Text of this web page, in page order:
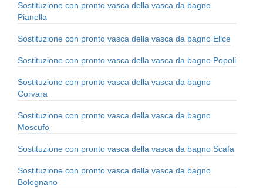
Sostituzione con pronto vasca della vasca da bagno
Pianella
Sostituzione con pronto vasca della vasca da bagno Elice
Sostituzione con pronto vasca della vasca da bagno Popoli
Sostituzione con pronto vasca della vasca da bagno
Corvara
Sostituzione con pronto vasca della vasca da bagno
Moscufo
Sostituzione con pronto vasca della vasca da bagno Scafa
Sostituzione con pronto vasca della vasca da bagno
Bolognano